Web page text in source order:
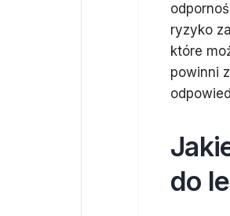
ryzyko
które
powinni
do